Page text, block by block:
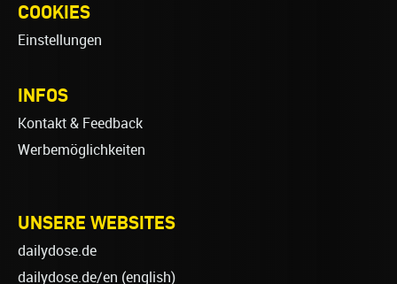
COOKIES
Einstellungen
INFOS
Kontakt & Feedback
Werbemöglichkeiten
UNSERE WEBSITES
dailydose.de
dailydose.de/en (english)